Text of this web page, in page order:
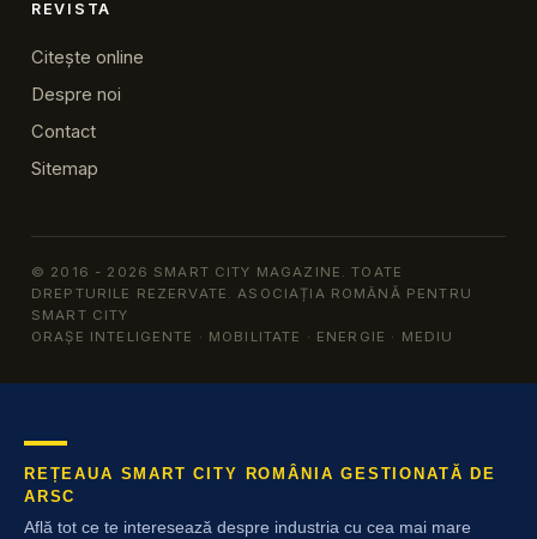
REVISTA
Citește online
Despre noi
Contact
Sitemap
© 2016 - 2026 SMART CITY MAGAZINE. TOATE
DREPTURILE REZERVATE. ASOCIAȚIA ROMÂNĂ PENTRU
SMART CITY
ORAȘE INTELIGENTE · MOBILITATE · ENERGIE · MEDIU
REȚEAUA SMART CITY ROMÂNIA GESTIONATĂ DE
ARSC
Află tot ce te interesează despre industria cu cea mai mare